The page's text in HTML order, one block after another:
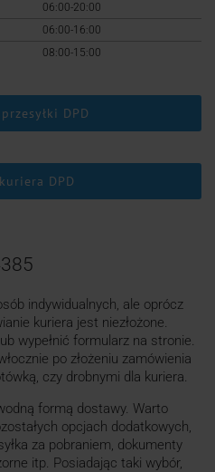
06:00-20:00
06:00-16:00
08:00-15:00
DPD
DPD
indywidualnych, ale oprócz
kuriera jest niezłożone.
wypełnić formularz na stronie.
po złożeniu zamówienia
czy drobnymi dla kuriera.
formą dostawy. Warto
opcjach dodatkowych,
za pobraniem, dokumenty
itp. Posiadając taki wybór,